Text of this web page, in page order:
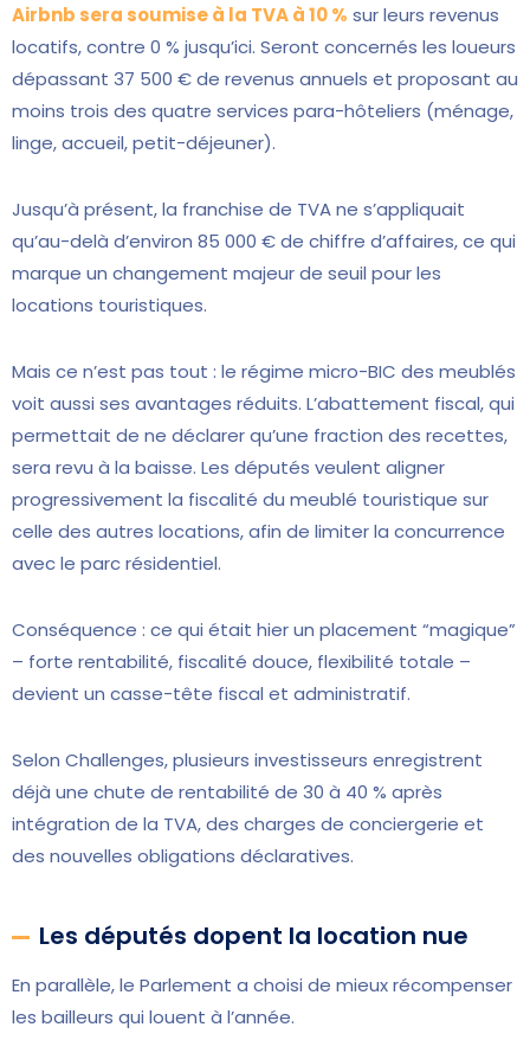
Airbnb sera soumise à la TVA à 10 % sur leurs revenus
locatifs, contre 0 % jusqu’ici. Seront concernés les loueurs
dépassant 37 500 € de revenus annuels et proposant au
moins trois des quatre services para-hôteliers (ménage,
linge, accueil, petit-déjeuner).
Jusqu’à présent, la franchise de TVA ne s’appliquait
qu’au-delà d’environ 85 000 € de chiffre d’affaires, ce qui
marque un changement majeur de seuil pour les
locations touristiques.
Mais ce n’est pas tout : le régime micro-BIC des meublés
voit aussi ses avantages réduits. L’abattement fiscal, qui
permettait de ne déclarer qu’une fraction des recettes,
sera revu à la baisse. Les députés veulent aligner
progressivement la fiscalité du meublé touristique sur
celle des autres locations, afin de limiter la concurrence
avec le parc résidentiel.
Conséquence : ce qui était hier un placement “magique”
– forte rentabilité, fiscalité douce, flexibilité totale –
devient un casse-tête fiscal et administratif.
Selon Challenges, plusieurs investisseurs enregistrent
déjà une chute de rentabilité de 30 à 40 % après
intégration de la TVA, des charges de conciergerie et
des nouvelles obligations déclaratives.
Les députés dopent la location nue
En parallèle, le Parlement a choisi de mieux récompenser
les bailleurs qui louent à l’année.